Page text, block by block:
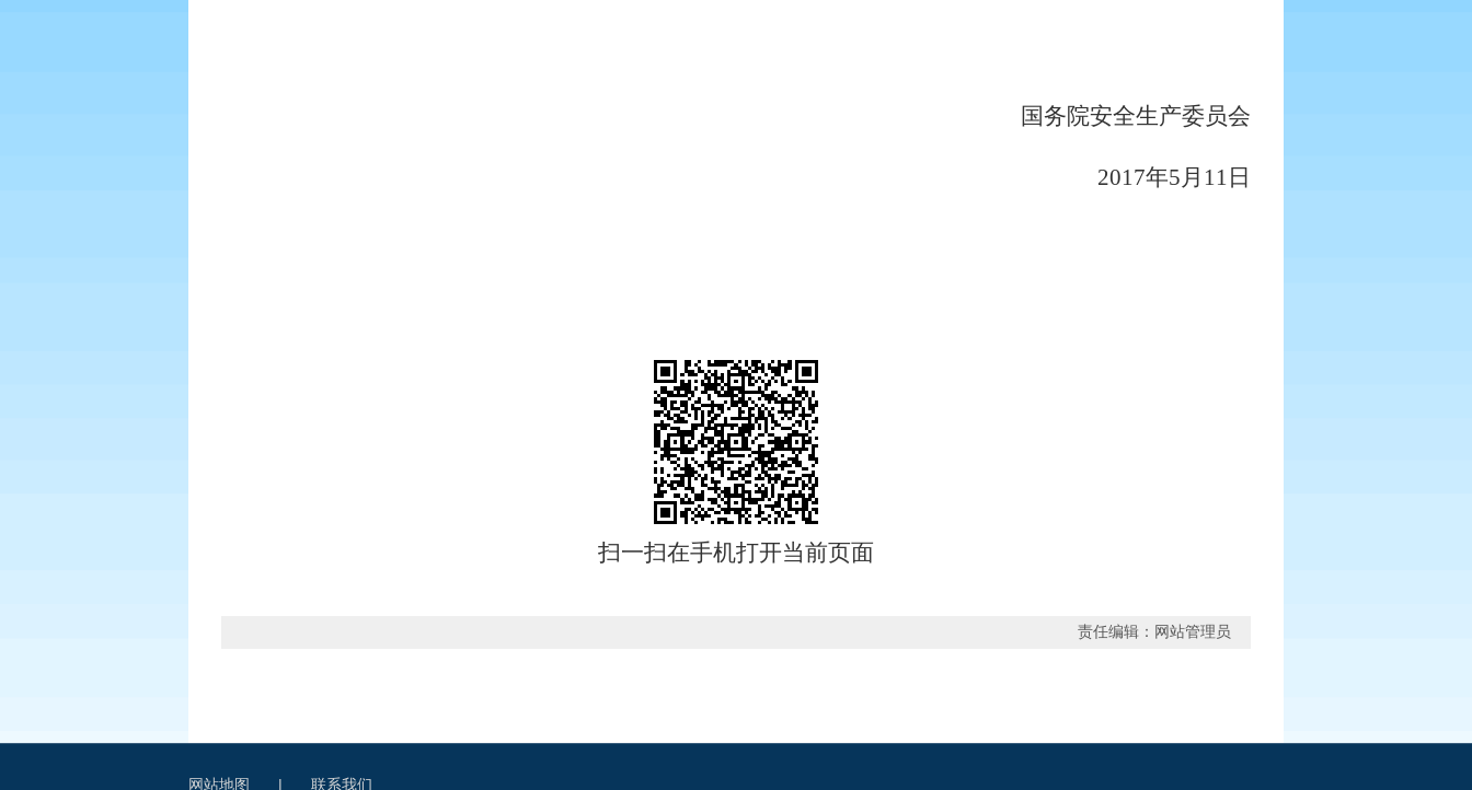
国务院安全生产委员会
2017年5月 11 日
扫一扫在手机打开当前页面
责任编辑：网站管理员
网站地图 | 联系我们